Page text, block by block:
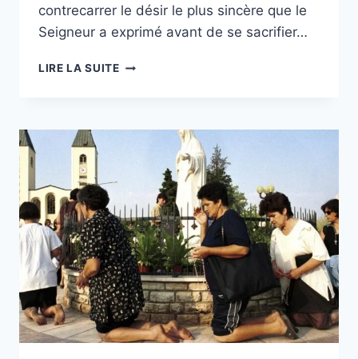
contrecarrer le désir le plus sincère que le
Seigneur a exprimé avant de se sacrifier…
LIRE LA SUITELA
EN
RÉSOLUE
PAR
LA
DERNIÈRE
RENCONTRE
AVEC
LE
PAPE
AVEC